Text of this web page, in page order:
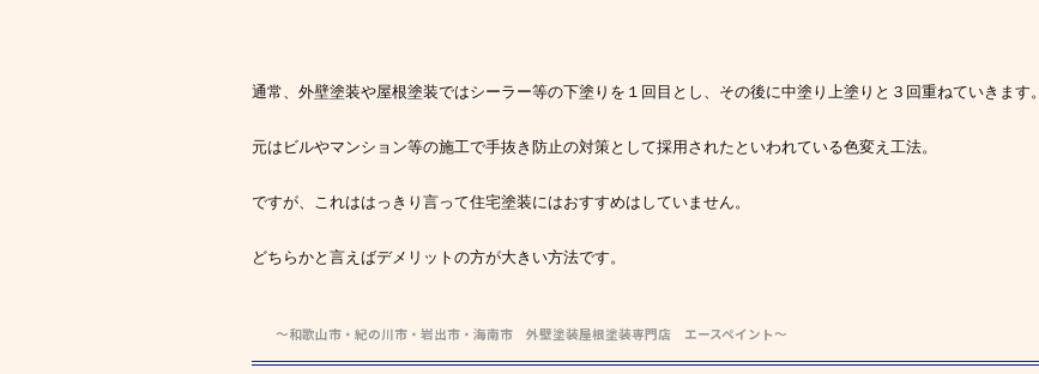
通常、外壁塗装や屋根塗装ではシーラー等の下塗りを１回目とし、その後に中塗り上塗りと３回重ねていきます。
元はビルやマンション等の施工で手抜き防止の対策として採用されたといわれている色変え工法。
ですが、これははっきり言って住宅塗装にはおすすめはしていません。
どちらかと言えばデメリットの方が大きい方法です。
～和歌山市・紀の川市・岩出市・海南市 外壁塗装屋根塗装専門店 エースペイント～